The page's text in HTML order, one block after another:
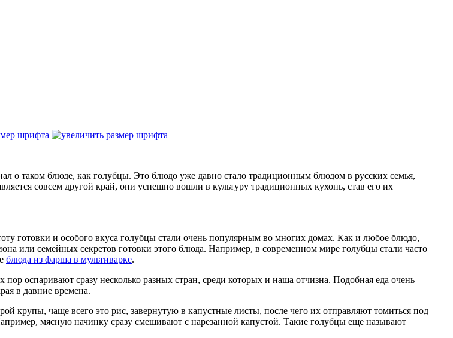
шрифта
о таком блюде, как голубцы. Это блюдо уже давно стало традиционным блюдом в русских семья,
совсем другой край, они успешно вошли в культуру традиционных кухонь, став его их
готовки и особого вкуса голубцы стали очень популярным во многих домах. Как и любое блюдо,
или семейных секретов готовки этого блюда. Например, в современном мире голубцы стали часто
блюда из фарша в мультиварке.
оспаривают сразу несколько разных стран, среди которых и наша отчизна. Подобная еда очень
в давние времена.
крупы, чаще всего это рис, завернутую в капустные листы, после чего их отправляют томиться под
мясную начинку сразу смешивают с нарезанной капустой. Такие голубцы еще называют